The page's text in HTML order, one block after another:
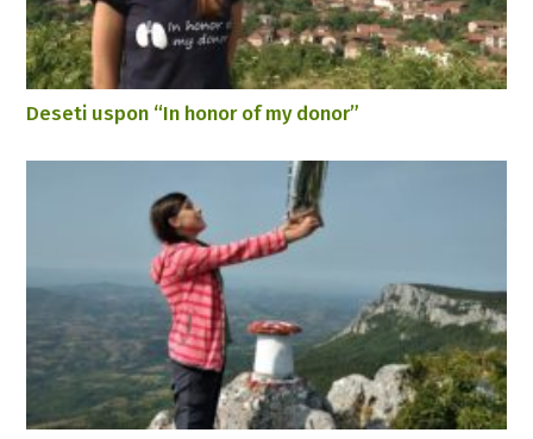
Deseti uspon “In honor of my donor”